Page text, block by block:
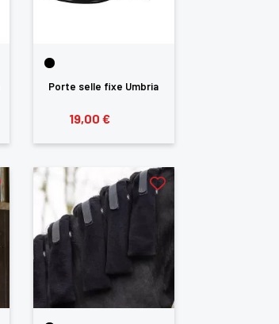
Porte selle fixe Umbria
19,00 €